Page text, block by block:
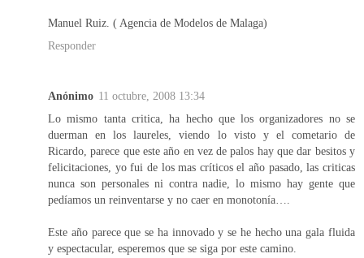
Manuel Ruiz. ( Agencia de Modelos de Malaga)
Responder
Anónimo 11 octubre, 2008 13:34
Lo mismo tanta critica, ha hecho que los organizadores no se
duerman en los laureles, viendo lo visto y el cometario de
Ricardo, parece que este año en vez de palos hay que dar besitos y
felicitaciones, yo fui de los mas críticos el año pasado, las criticas
nunca son personales ni contra nadie, lo mismo hay gente que
pedíamos un reinventarse y no caer en monotonía….
Este año parece que se ha innovado y se he hecho una gala fluida
y espectacular, esperemos que se siga por este camino.